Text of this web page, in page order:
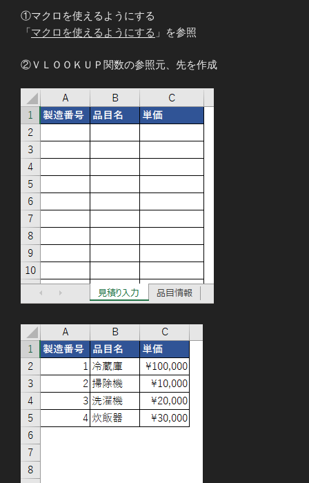
①マクロを使えるようにする
「マクロを使えるようにする 」を参照
②ＶＬＯＯＫＵＰ関数の参照元、先を作成